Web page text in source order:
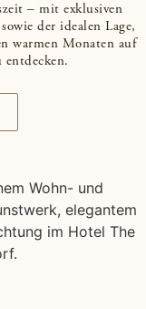
– mit exklusiven
der idealen Lage,
warmen Monaten auf
entdecken.